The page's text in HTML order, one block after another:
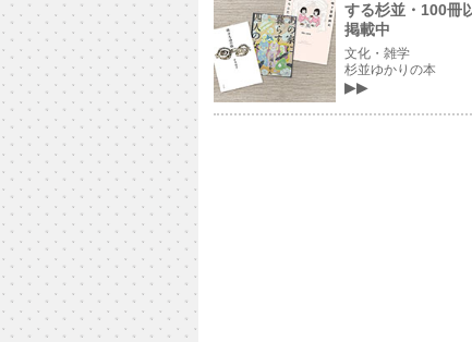
する杉並・100冊
掲載中
文化・雑学
杉並ゆかりの本